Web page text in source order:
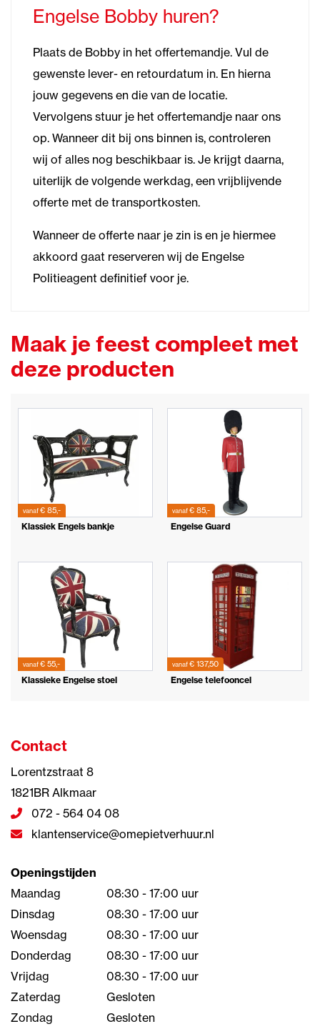
Engelse Bobby huren?
Plaats de Bobby in het offertemandje. Vul de
gewenste lever- en retourdatum in. En hierna
jouw gegevens en die van de locatie.
Vervolgens stuur je het offertemandje naar ons
op. Wanneer dit bij ons binnen is, controleren
wij of alles nog beschikbaar is. Je krijgt daarna,
uiterlijk de volgende werkdag, een vrijblijvende
offerte met de transportkosten.
Wanneer de offerte naar je zin is en je hiermee
akkoord gaat reserveren wij de Engelse
Politieagent definitief voor je.
Maak je feest compleet met
deze producten
vanaf€ 85,-
Klassiek Engels bankje
vanaf€ 85,-
Engelse Guard
vanaf€ 55,-
Klassieke Engelse stoel
vanaf€ 137,50
Engelse telefooncel
Contact
Lorentzstraat 8
1821BR Alkmaar
072 - 564 04 08
klantenservice@omepietverhuur.nl
Openingstijden
Maandag
08:30 - 17:00 uur
Dinsdag
08:30 - 17:00 uur
Woensdag
08:30 - 17:00 uur
Donderdag
08:30 - 17:00 uur
Vrijdag
08:30 - 17:00 uur
Zaterdag
Gesloten
Zondag
Gesloten